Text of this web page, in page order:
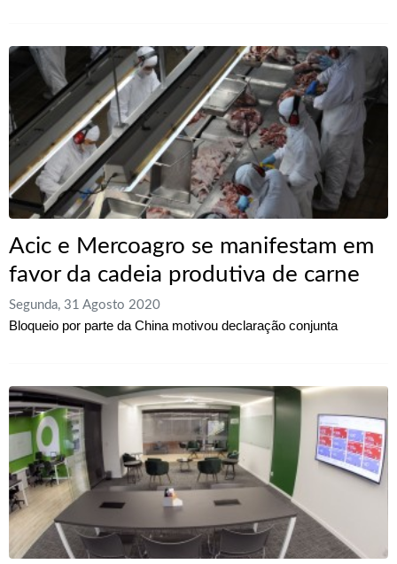
Acic e Mercoagro se manifestam em
favor da cadeia produtiva de carne
Segunda, 31 Agosto 2020
Bloqueio por parte da China motivou declaração conjunta